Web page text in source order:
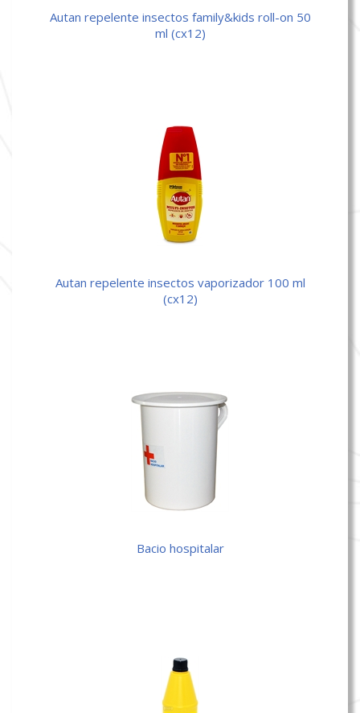
autan repelente insectos family&kids roll-on 50
ml (cx12)
autan repelente insectos vaporizador 100 ml
(cx12)
bacio hospitalar